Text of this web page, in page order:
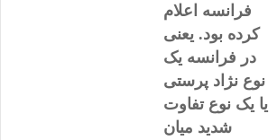
فرانسه اعلام
کرده بود. یعنی
در فرانسه یک
نوع نژاد پرستی
یا یک نوع تفاوت
شدید میان